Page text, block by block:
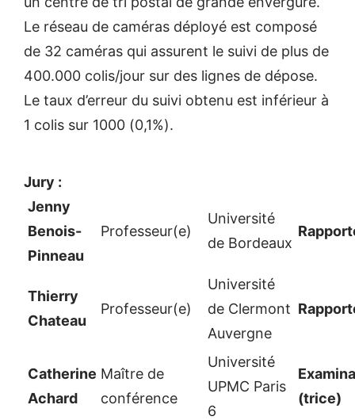
Le réseau de caméras déployé est composé
de 32 caméras qui assurent le suivi de plus de
400.000 colis/jour sur des lignes de dépose.
Le taux d’erreur du suivi obtenu est inférieur à
1 colis sur 1000 (0,1%).
Jury :
Jenny
Benois-
Pinneau
Professeur(e)
Université
de Bordeaux
Thierry
Chateau
Professeur(e)
Université
de Clermont
Auvergne
Catherine
Achard
Maître de
conférence
Université
UPMC Paris
6
(trice)